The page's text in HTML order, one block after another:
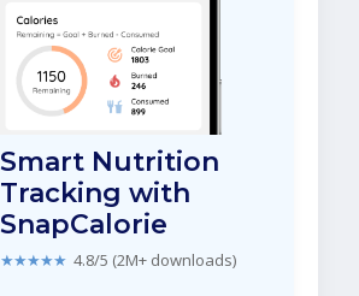
Smart Nutrition
Tracking with
SnapCalorie
★★★★★ 4.8/5 (2M+ downloads)